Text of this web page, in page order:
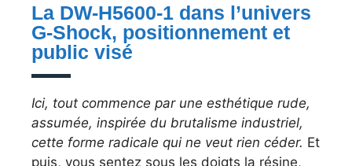
La DW-H5600-1 dans l’univers
G-Shock, positionnement et
public visé
Ici, tout commence par une esthétique rude,
assumée, inspirée du brutalisme industriel,
cette forme radicale qui ne veut rien céder. Et
puis, vous sentez sous les doigts la résine,